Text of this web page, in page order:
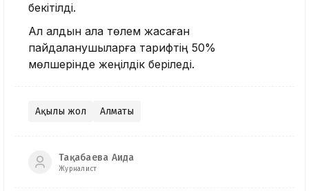
бекітілді.
Ал алдын ала төлем жасаған
пайдаланушыларға тарифтің 50%
мөлшерінде жеңілдік беріледі.
Ақылы жол Алматы
Тақабаева Аида
Журналист